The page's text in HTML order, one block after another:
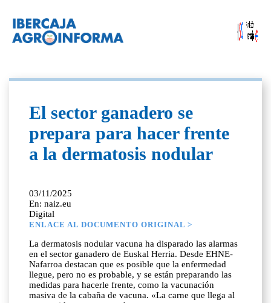
El sector ganadero se
prepara para hacer frente
a la dermatosis nodular
03/11/2025
En: naiz.eu
Digital
ENLACE AL DOCUMENTO ORIGINAL >
La dermatosis nodular vacuna ha disparado las alarmas
en el sector ganadero de Euskal Herria. Desde EHNE-
Nafarroa destacan que es posible que la enfermedad
llegue, pero no es probable, y se están preparando las
medidas para hacerle frente, como la vacunación
masiva de la cabaña de vacuna. «La carne que llega al